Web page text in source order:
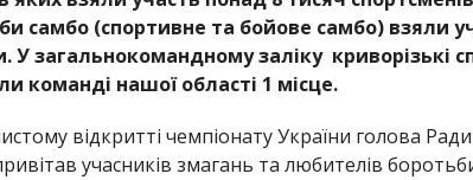
самбо (спортивне та бойове самбо) взяли
У загальнокомандному заліку криворізькі
команді нашої області 1 місце.
відкритті чемпіонату України голова
учасників змагань та любителів